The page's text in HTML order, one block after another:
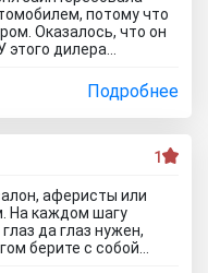
потому что
Оказалось, что он
этого дилера
автоцентр на
что это наглый
автосалон с
шарашка разводящая
Подробнее
1
аферисты или
На каждом шагу
да глаз нужен,
берите с собой